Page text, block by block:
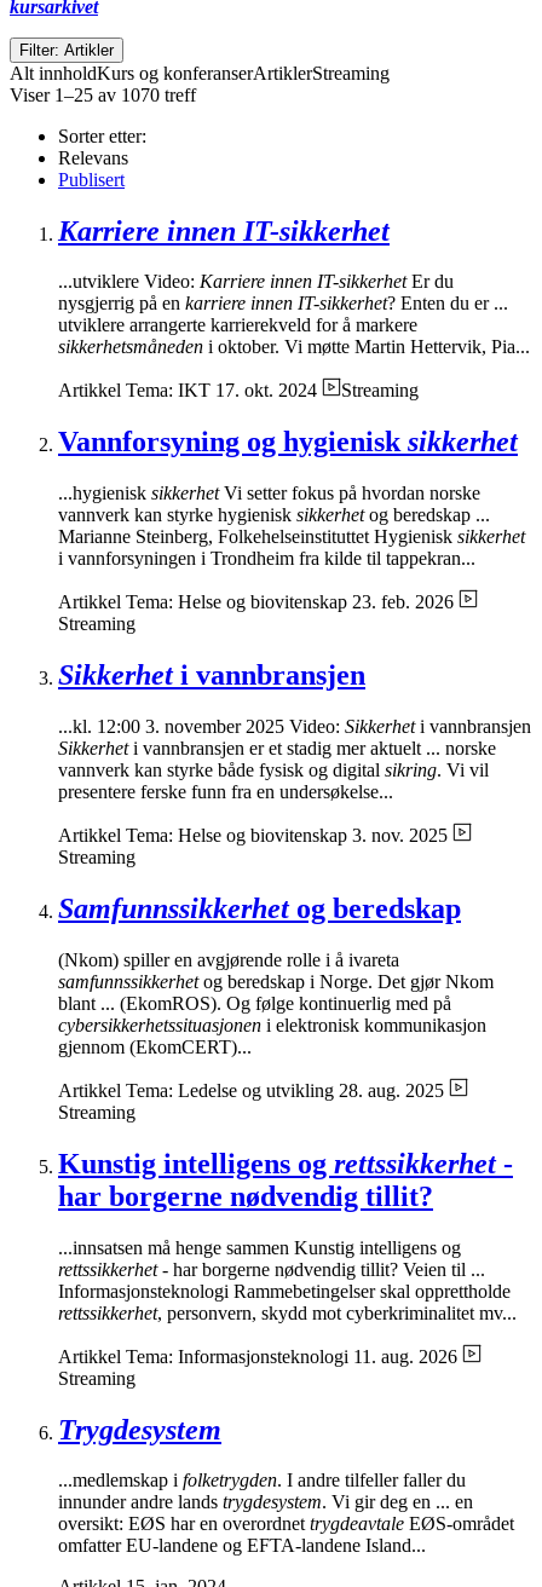
kursarkivet
Filter: Artikler
Alt innholdKurs og konferanserArtiklerStreaming
Viser 1–25 av 1070 treff
Sorter etter:
Relevans
Publisert
Karriere innen IT-sikkerhet
...utviklere Video: Karriere innen IT-sikkerhetEr du
nysgjerrig på en karriere innen IT-sikkerhet? Enten du er ...
utviklere arrangerte karrierekveld for å markere
sikkerhetsmåneden i oktober. Vi møtte Martin Hettervik, Pia...
Artikkel Tema: IKT 17. okt. 2024 Streaming
Vannforsyning og hygienisksikkerhet
...hygienisk sikkerhetVi setter fokus på hvordan norske
vannverk kan styrke hygienisk sikkerhetog beredskap ...
Marianne Steinberg, Folkehelseinstituttet Hygienisk sikkerhet
i vannforsyningen i Trondheim fra kilde til tappekran...
Artikkel Tema: Helse og biovitenskap 23. feb. 2026
Streaming
Sikkerheti vannbransjen
...kl. 12:00 3. november 2025 Video: Sikkerheti vannbransjen
Sikkerheti vannbransjen er et stadig mer aktuelt ... norske
vannverk kan styrke både fysisk og digital sikring. Vi vil
presentere ferske funn fra en undersøkelse...
Artikkel Tema: Helse og biovitenskap 3. nov. 2025
Streaming
Samfunnssikkerhetog beredskap
(Nkom) spiller en avgjørende rolle i å ivareta
samfunnssikkerhetog beredskap i Norge. Det gjør Nkom
blant ... (EkomROS). Og følge kontinuerlig med på
cybersikkerhetssituasjonen i elektronisk kommunikasjon
gjennom (EkomCERT)...
Artikkel Tema: Ledelse og utvikling 28. aug. 2025
Streaming
Kunstig intelligens og rettssikkerhet-
har borgerne nødvendig tillit?
...innsatsen må henge sammen Kunstig intelligens og
rettssikkerhet- har borgerne nødvendig tillit? Veien til ...
Informasjonsteknologi Rammebetingelser skal opprettholde
rettssikkerhet, personvern, skydd mot cyberkriminalitet mv...
Artikkel Tema: Informasjonsteknologi 11. aug. 2026
Streaming
Trygdesystem
...medlemskap i folketrygden. I andre tilfeller faller du
innunder andre lands trygdesystem. Vi gir deg en ... en
oversikt: EØS har en overordnettrygdeavtale EØS-området
omfatter EU-landene og EFTA-landene Island...